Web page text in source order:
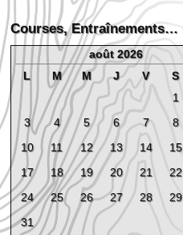
Courses, Entraînements…
août 2026
L
M M J V S
1
3
4 5 6 7 8
10
11 12 13 14 15
17
18 19 20 21 22
24
25 26 27 28 29
31